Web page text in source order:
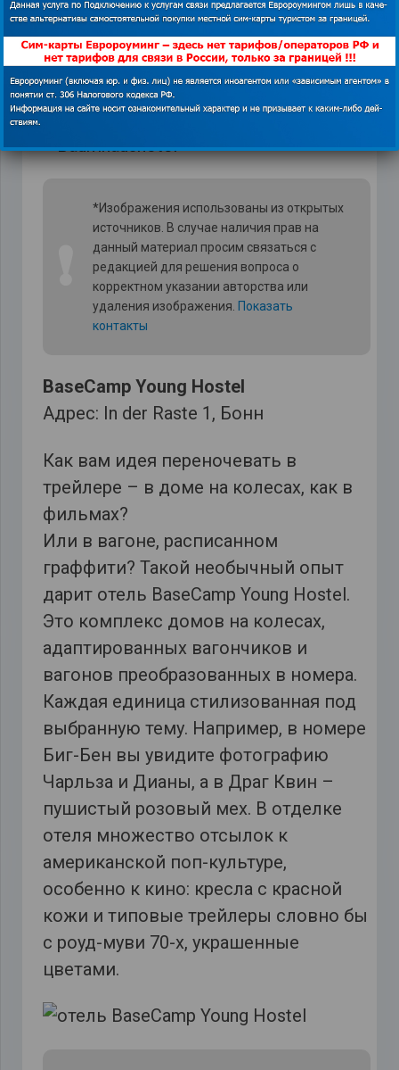
номере нет ничего лишнего: только
кровати, шкафы, несколько стульев и
стол. Все необходимое для отдыха и
единения с природой.
*Изображения использованы из открытых
источников. В случае наличия прав на
данный материал просим связаться с
редакцией для решения вопроса о
корректном указании авторства или
удаления изображения. Показать
контакты
BaseCamp Young Hostel
Адрес: In der Raste 1, Бонн
Как вам идея переночевать в
трейлере – в доме на колесах, как в
фильмах?
Или в вагоне, расписанном
граффити? Такой необычный опыт
дарит отель BaseCamp Young Hostel.
Это комплекс домов на колесах,
адаптированных вагончиков и
вагонов преобразованных в номера.
Каждая единица стилизованная под
выбранную тему. Например, в номере
Биг-Бен вы увидите фотографию
Чарльза и Дианы, а в Драг Квин –
пушистый розовый мех. В отделке
отеля множество отсылок к
американской поп-культуре,
особенно к кино: кресла с красной
кожи и типовые трейлеры словно бы
с роуд-муви 70-х, украшенные
цветами.